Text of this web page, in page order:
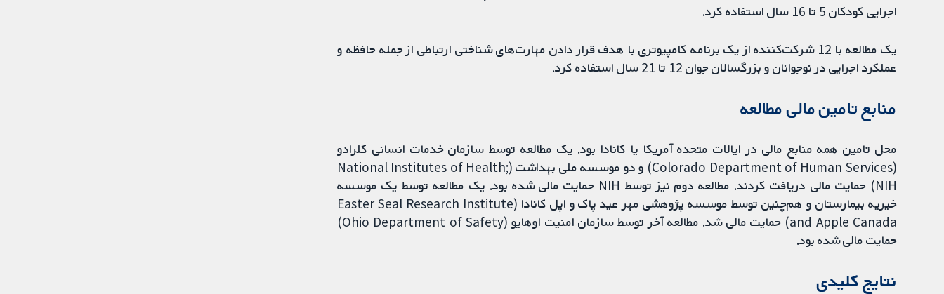
اجرایی کودکان 5 تا 16 سال استفاده کرد.
یک مطالعه با 12 شرکت‌کننده از یک برنامه کامپیوتری با هدف قرار دادن مهارت‌های شناختی ارتباطی از جمله حافظه و
عملکرد اجرایی در نوجوانان و بزرگسالان جوان 12 تا 21 سال استفاده کرد.
منابع تامین مالی مطالعه
محل تامین همه منابع مالی در ایالات متحده آمریکا یا کانادا بود. یک مطالعه توسط سازمان خدمات انسانی کلرادو
(Colorado Department of Human Services) و دو موسسه ملی بهداشت (National Institutes of Health;
NIH) حمایت مالی دریافت کردند. مطالعه دوم نیز توسط NIH حمایت مالی شده بود. یک مطالعه توسط یک موسسه
خیریه بیمارستان و هم‌چنین توسط موسسه پژوهشی مهر عید پاک و اپل کانادا (Easter Seal Research Institute
and Apple Canada) حمایت مالی شد. مطالعه آخر توسط سازمان امنیت اوهایو (Ohio Department of Safety)
حمایت مالی شده بود.
نتایج کلیدی